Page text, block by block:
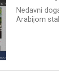
Nedavni
Arabijom